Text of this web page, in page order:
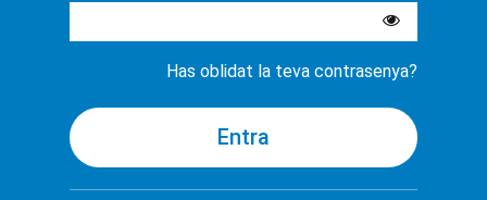
Has oblidat la teva contrasenya?